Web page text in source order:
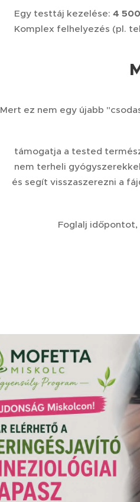
💚 Egy testtáj kezelése: 4
💚 Komplex felhelyezés (pl.
Mert ez nem egy újabb
👉 támogatja a tested
👉 nem terheli
👉és segít visszaszerezni a
👉 Foglalj